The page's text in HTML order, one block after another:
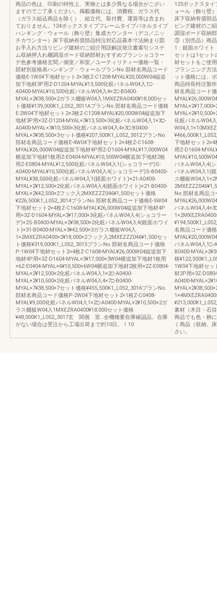
商品の色は、印刷の特性上、実物とは多少異なる場合がござい
ますのでご了承ください。掲載価格には、消費税、ガラス代
（ガラス組込商品を除く）、組立代、取付費、運賃等は含まれ
ておりません。124ボックスタイプフレームタイプパネルタイプ
ハンギング・ウォール（飾り壁）集成カウンター（デコ／ニッ
チカウンター）床下収納有償部品特注対応品基本寸法納まり図
お手入れ方法リビング建材のご紹介用語解説発注書索引システ
ム収納押入れ棚調湿ボード収納部材おすすめプランショコラー
デ色参考価格玄関／個室／和室／ユーティリティー価格一覧・
部材別規格表ハンギング・ウォールプランNo.部材名商品コード
価格E-1W04下地材セット2×3枚Z-C1208-MYAL¥20,000W04縦追
加下地材3P用Z-D1204-MYAL¥13,500化粧パネルW04入1□-
A0400-MYAL¥10,500化粧パネルW04入4×2□-B0400-
MYAL×2¥38,500×2ガラス棚板W04入1MXEZRA0400¥18,000セッ
ト価格¥139,000K1_L052_3011AプランNo.部材名商品コード価格
E-2W04下地材セット2×3枚Z-C1208-MYAL¥20,000W04縦追加下
地材3P用×3Z-D1204-MYAL×3¥13,500×3化粧パネルW04入1×3□-
A0400-MYAL×3¥10,500×3化粧パネルW04入4×3□-B0400-
MYAL×3¥38,500×3セット価格¥207,500K1_L052_3012プランNo.
部材名商品コード価格E-4W04下地材セット2×4枚Z-C1608-
MYAL¥26,000W04縦追加下地材4P用Z-D1604-MYAL¥17,000W04
横追加下地材1枚用Z-E0404-MYAL¥10,500W04横追加下地材2枚
用Z-E0804-MYAL¥12,500化粧パネルW04入1(ショコラーデ)S-
A0400-MYAL¥10,500化粧パネルW04入4(ショコラーデ)S-B0400-
MYAL¥38,500化粧パネルW04入1(鏡面ホワイト)×21-A0400-
MYAL×2¥12,500×2化粧パネルW04入4(鏡面ホワイト)×21-B0400-
MYAL×2¥42,500×2フック入2MXEZZZ046¥1,500セット価格
¥226,500K1_L052_3014プランNo.部材名商品コード価格E-5W04
下地材セット2×4枚Z-C1608-MYAL¥26,000W04縦追加下地材4P
用×3Z-D1604-MYAL×3¥17,000×3化粧パネルW04入4(ショコラー
デ)×2S-B0400-MYAL×2¥38,500×2化粧パネルW04入4(鏡面ホワイ
ト)×31-B0400-MYAL×3¥42,500×3ガラス棚板W04入
1×2MXEZRA0400×2¥18,000×2フック入2MXEZZZ046¥1,500セッ
ト価格¥319,000K1_L052_3015プランNo.部材名商品コード価格
P-1W04下地材セット2×4枚Z-C1608-MYAL¥26,000W04縦追加下
地材4P用×3Z-D1604-MYAL×3¥17,000×3W04横追加下地材1枚用
×6Z-E0404-MYAL×6¥10,500×6W04横追加下地材2枚用×2Z-E0804-
MYAL×2¥12,500×2化粧パネルW04入1×2□-A0400-
MYAL×2¥10,500×2化粧パネルW04入4×7□-B0400-
MYAL×7¥38,500×7セット価格¥455,500K1_L052_3016プランNo.
部材名商品コード価格P-2W04下地材セット2×1枚Z-C0408-
MYAL¥9,000化粧パネルW04入1×2□-A0400-MYAL×2¥10,500×2ガ
ラス棚板W04入1MXEZRA0400¥18,000セット価格
¥48,000K1_L052_3017玄 関個 室…全機種要在庫確認品。在庫
がない場合は受注から工場出荷まで約10日。！10
125ボックスタ
ォール（飾り壁
床下収納有償部
ビング建材のご
調湿ボード収納
③（別売品）商
1：鏡面ホワイ
セットは1セット
材セットをご使
プランニング方
ット価格には、
商品特長特注製
材名商品コード
化粧パネルW04
W04入
下地材セット2×4
用Z-D1604-
パネルW04入4(
パネルW04入1(
ス棚板W04入
No.部材名商品コ
パネルW04入
名商品コード価
パネルW04入1□-
B0400-
格
1W04下地材セッ
材2P用×3Z-
A0400-
素材（木目・石
商品でも色・柄
く商品（収納、
さい。